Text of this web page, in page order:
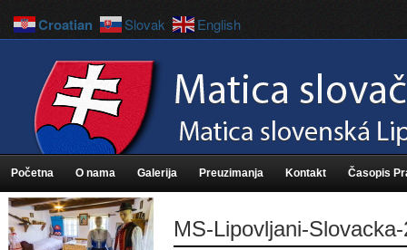
Početna O nama Galerija Preuzimanja Kontakt Časopis
MS-Lipovljani-
Croatian Slovak English